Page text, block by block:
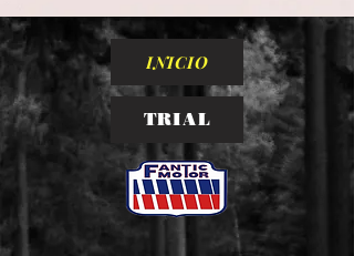
INICIO
TRIAL